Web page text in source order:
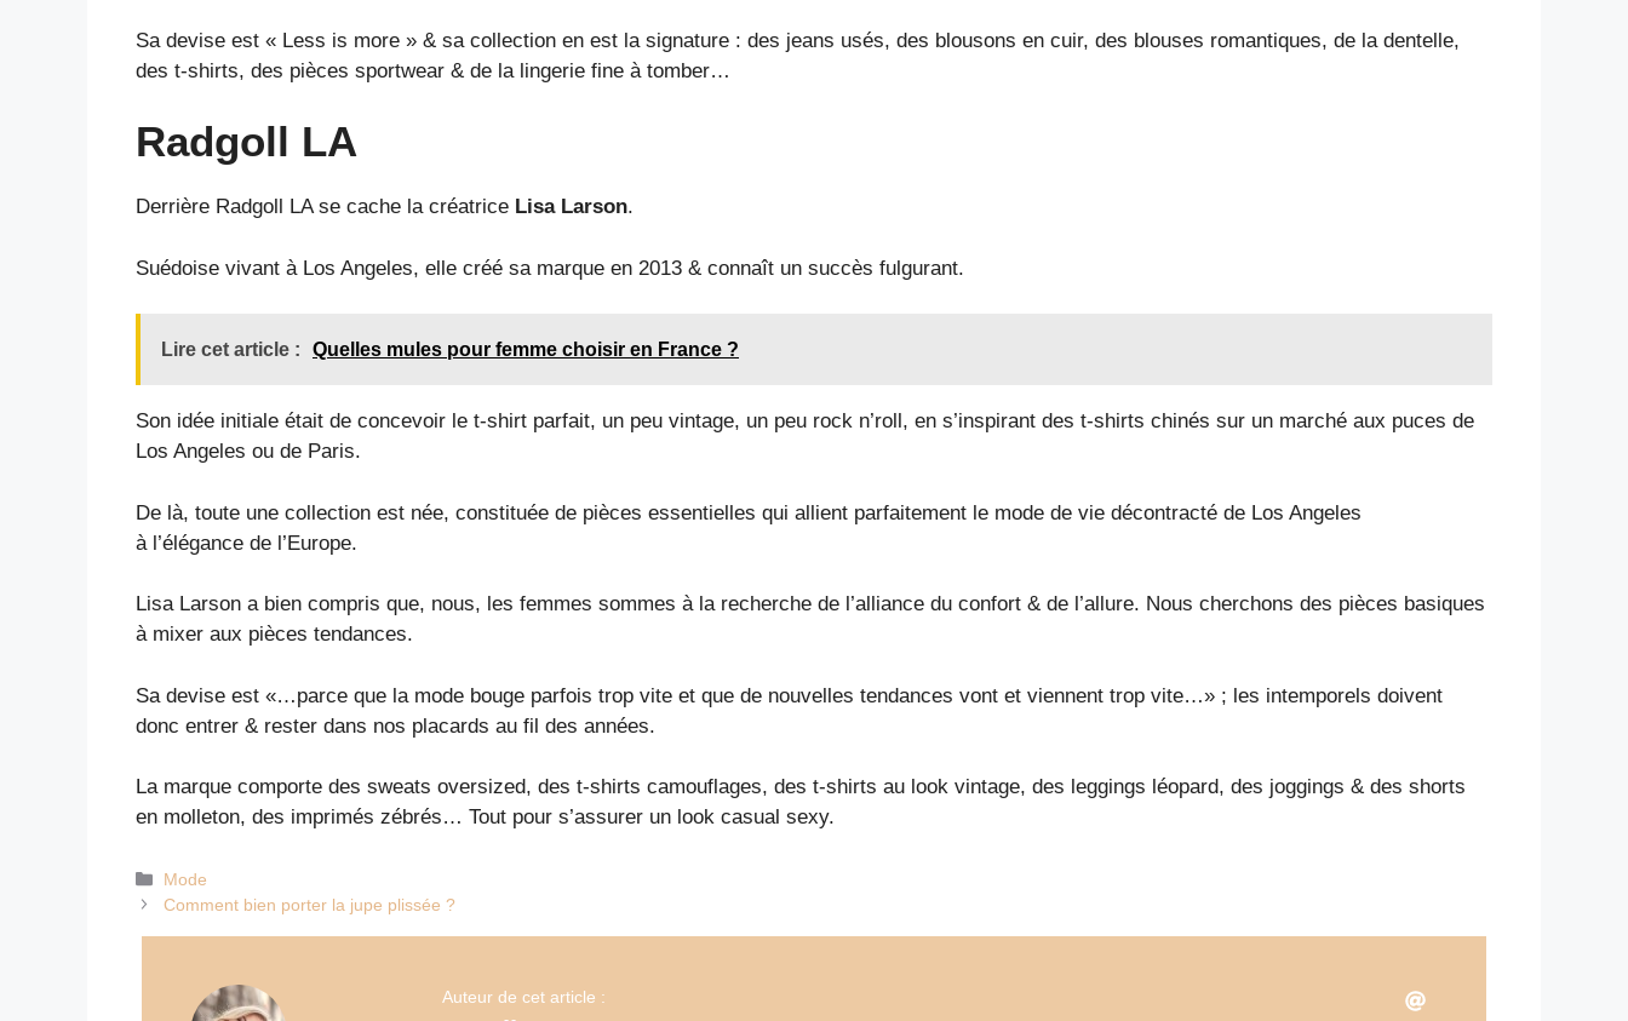
Sa devise est « Less is more » & sa collection en est la signature : des jeans usés, des blousons en cuir, des blouses romantiques, de la dentelle,
des t-shirts, des pièces sportwear & de la lingerie fine à tomber…
Radgoll LA
Derrière Radgoll LA se cache la créatrice Lisa Larson.
Suédoise vivant à Los Angeles, elle créé sa marque en 2013 & connaît un succès fulgurant.
Lire cet article : Quelles mules pour femme choisir en France ?
Son idée initiale était de concevoir le t-shirt parfait, un peu vintage, un peu rock n’roll, en s’inspirant des t-shirts chinés sur un marché aux puces de
Los Angeles ou de Paris.
De là, toute une collection est née, constituée de pièces essentielles qui allient parfaitement le mode de vie décontracté de Los Angeles
à l’élégance de l’Europe.
Lisa Larson a bien compris que, nous, les femmes sommes à la recherche de l’alliance du confort & de l’allure. Nous cherchons des pièces basiques
à mixer aux pièces tendances.
Sa devise est «…parce que la mode bouge parfois trop vite et que de nouvelles tendances vont et viennent trop vite…» ; les intemporels doivent
donc entrer & rester dans nos placards au fil des années.
La marque comporte des sweats oversized, des t-shirts camouflages, des t-shirts au look vintage, des leggings léopard, des joggings & des shorts
en molleton, des imprimés zébrés… Tout pour s’assurer un look casual sexy.
Catégories
Mode
Comment bien porter la jupe plissée ?
Auteur de cet article :